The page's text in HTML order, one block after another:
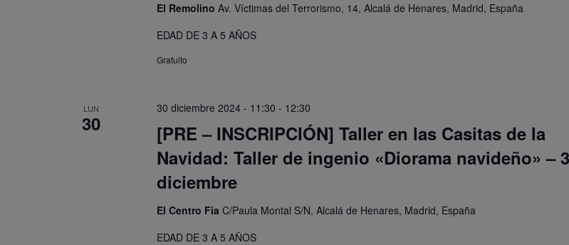
El Remolino Av. Víctimas del Terrorismo, 14, Alcalá de Henares, Madrid, España
EDAD DE 3 A 5 AÑOS
Gratuito
LUN
30
[PRE – INSCRIPCIÓN] Taller en las Casitas de la
Navidad: Taller de ingenio «Diorama navideño» –
diciembre
30 diciembre 2024 - 11:30 - 12:30
El Centro Fia C/Paula Montal S/N, Alcalá de Henares, Madrid, España
EDAD DE 3 A 5 AÑOS